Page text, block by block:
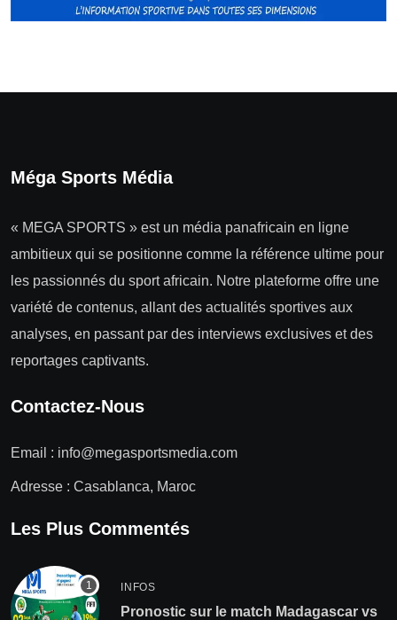
Méga Sports Média
« MEGA SPORTS » est un média panafricain en ligne
ambitieux qui se positionne comme la référence ultime pour
les passionnés du sport africain. Notre plateforme offre une
variété de contenus, allant des actualités sportives aux
analyses, en passant par des interviews exclusives et des
reportages captivants.
Contactez-Nous
Email : info@megasportsmedia.com
Adresse : Casablanca, Maroc
Les Plus Commentés
INFOS
Pronostic sur le match Madagascar vs